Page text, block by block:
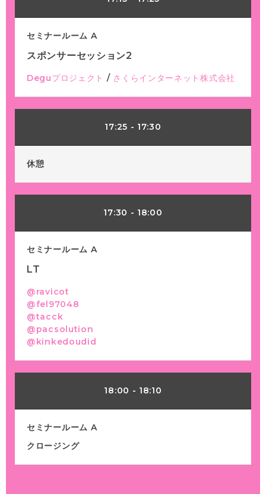
セミナールーム A
スポンサーセッション2
Deguプロジェクト / さくらインターネット株式会社
17:25 - 17:30
休憩
17:30 - 18:00
セミナールーム A
LT
@ravicot
@fel97048
@tacck
@pacsolution
@kinkedoudid
18:00 - 18:10
セミナールーム A
クロージング